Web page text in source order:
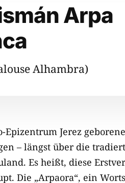
Arpa
Alhambra)
Epizentrum Jerez
– längst über die
Es heißt, diese
Die „Arpaora“, ein